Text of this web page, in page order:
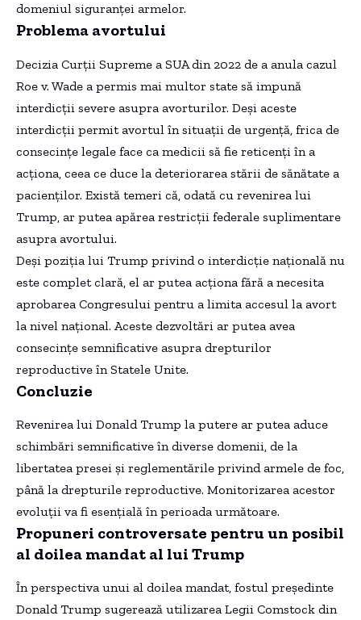
domeniul siguranței armelor.
Problema avortului
Decizia Curții Supreme a SUA din 2022 de a anula cazul
Roe v. Wade a permis mai multor state să impună
interdicții severe asupra avorturilor. Deși aceste
interdicții permit avortul în situații de urgență, frica de
consecințe legale face ca medicii să fie reticenți în a
acționa, ceea ce duce la deteriorarea stării de sănătate a
pacienților. Există temeri că, odată cu revenirea lui
Trump, ar putea apărea restricții federale suplimentare
asupra avortului.
Deși poziția lui Trump privind o interdicție națională nu
este complet clară, el ar putea acționa fără a necesita
aprobarea Congresului pentru a limita accesul la avort
la nivel național. Aceste dezvoltări ar putea avea
consecințe semnificative asupra drepturilor
reproductive în Statele Unite.
Concluzie
Revenirea lui Donald Trump la putere ar putea aduce
schimbări semnificative în diverse domenii, de la
libertatea presei și reglementările privind armele de foc,
până la drepturile reproductive. Monitorizarea acestor
evoluții va fi esențială în perioada următoare.
Propuneri controversate pentru un posibil
al doilea mandat al lui Trump
În perspectiva unui al doilea mandat, fostul președinte
Donald Trump sugerează utilizarea Legii Comstock din